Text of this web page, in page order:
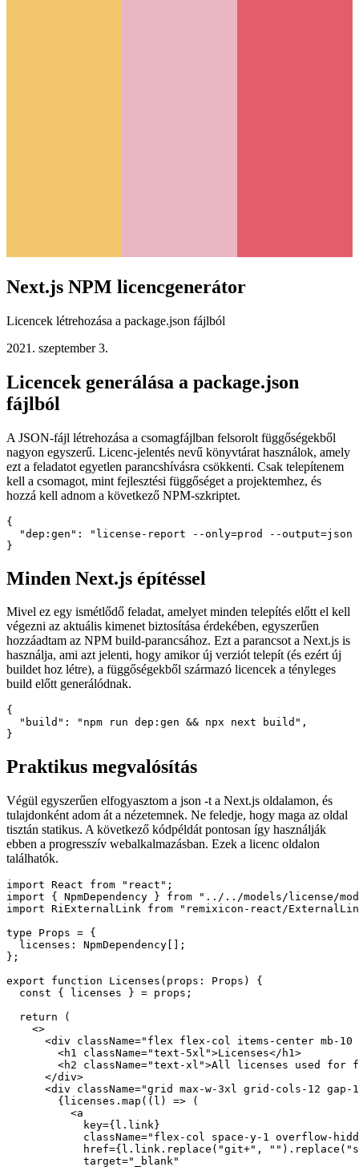
Next.js NPM licencgenerátor
2021. szeptember 3.
fájlból
A JSON-fájl létrehozása a csomagfájlban felsorolt függőségekből
nagyon egyszerű. Licenc-jelentés nevű könyvtárat használok, amely
kell a csomagot, mint fejlesztési függőséget a projektemhez, és
hozzá kell adnom a következő NPM-szkriptet.
"dep:gen": "license-report --only=prod --output=json
Minden Next.js építéssel
Mivel ez egy ismétlődő feladat, amelyet minden telepítés előtt el kell
végezni az aktuális kimenet biztosítása érdekében, egyszerűen
hozzáadtam az NPM build-parancsához. Ezt a parancsot a Next.js is
buildet hoz létre), a függőségekből származó licencek a tényleges
build előtt generálódnak.
  "build": "npm run dep:gen && npx next build",
Praktikus megvalósítás
Végül egyszerűen elfogyasztom a json -t a Next.js oldalamon, és
tulajdonként adom át a nézetemnek. Ne feledje, hogy maga az oldal
ebben a progresszív webalkalmazásban. Ezek a licenc oldalon
találhatók.
import React from "react";
import { NpmDependency } from "../../models/license/
import RiExternalLink from "remixicon-react/
type Props = {
  licenses: NpmDependency[];
export function Licenses(props: Props) {
  const { licenses } = props;
  return (
<div className="flex flex-col items-center mb-10
        <h1 className="text-5xl">Licenses</h1>
<h2 className="text-xl">All licenses used for
<div className="grid max-w-3xl grid-cols-12 gap-
        {licenses.map((l) => (